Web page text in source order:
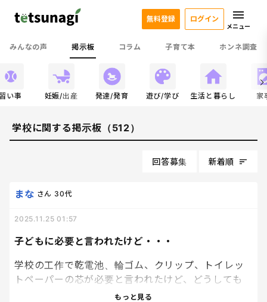
みんなの声 掲示板 コラム 子育て本 ホンネ調査
無料登録 ログイン
メニュー
い事 妊娠/出産 発達/発育 遊び/学び 生活と暮らし 家
学校に関する掲示板（512）
回答募集 新着順
子どもに必要と言われたけど・・・
まな さん 30代
2025.11.25 01:57
学校の工作で乾電池、輪ゴム、クリップ、トイレッ
トペーパーの芯が必要と言われたけど、どうしても
「トイレットペーパーの芯」に抵抗があるよ😭😭😭
もっと見る